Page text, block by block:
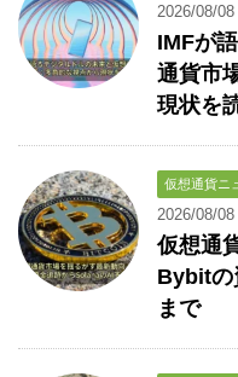
2026/08/08
IMFが
通貨市
現状を
仮想通貨ニ
2026/08/08
仮想通
Bybitの
まで